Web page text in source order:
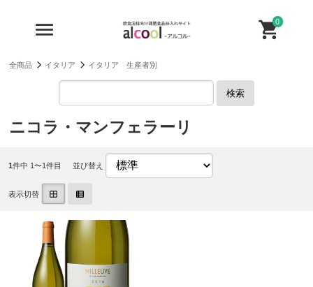
0
全商品 イタリア イタリア 生産者別
検索
ニコラ・マンフェラーリ
1件中 1〜1件目 並び替え
表示切替